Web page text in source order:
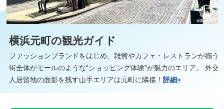
横浜元町の観光ガイド
ファッションブランドをはじめ、雑貨やカフェ・レストランが揃う
街全体がモールのような“ショッピング体験”が魅力のエリア。 外交
人居留地の面影を残す山手エリアは元町に隣接！ 詳細»